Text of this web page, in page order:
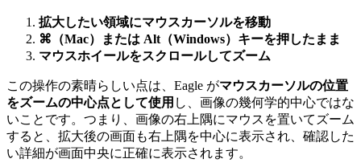
拡大したい領域にマウスカーソルを移動
⌘（Mac）または Alt（Windows）キーを押したまま
マウスホイールをスクロールしてズーム
この操作の素晴らしい点は、Eagle がマウスカーソルの位置
をズームの中心点として使用 し、画像の幾何学的中心ではな
いことです。つまり、画像の右上隅にマウスを置いてズーム
すると、拡大後の画面も右上隅を中心に表示され、確認した
い詳細が画面中央に正確に表示されます。